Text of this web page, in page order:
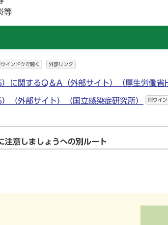
等
インドウで開く 外部リンク
に関するQ＆A（外部サイト）（厚生労働省
（外部サイト）（国立感染症研究所） 別ウイ
注意しましょうへの別ルート